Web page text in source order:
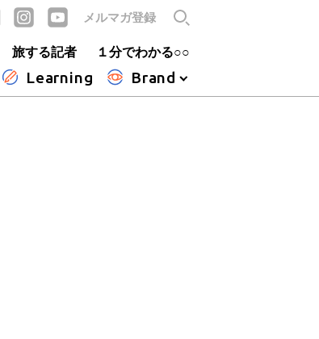
旅する記者 １分でわかる○○
Learning Brand
メルマガ登録